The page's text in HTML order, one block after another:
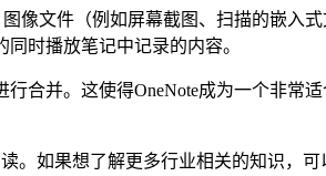
像文件（例如屏幕截图、扫描的嵌入
时播放笔记中记录的内容。
合并。这使得OneNote成为一个非常
。如果想了解更多行业相关的知识，